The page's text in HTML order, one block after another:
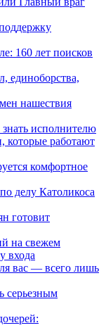
160 лет поисков
единоборства,
нашествия
исполнителю
которые работают
комфортное
делу Католикоса
готовит
на свежем
входа
вас — всего лишь
серьезным